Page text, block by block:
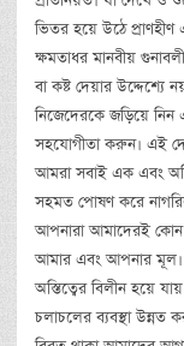
ভিতর হয়ে উঠে
ক্ষমতাধর মানবীয়
বা কষ্ট দেয়ার উদ্দেশ্যে
নিজেদেরকে জড়িয়ে নিন
সহযোগীতা করুন। এই
আমরা সবাই এক এবং
সহমত পোষণ করে
আপনারা আমাদেরই কোন
আমার এবং আপনার
অস্তিত্বের বিলীন হয়ে
চলাচলের ব্যবস্থা উন্নত